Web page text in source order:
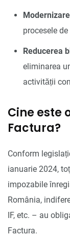
procesele
Reducerea
eliminarea
activității
Cine este
Factura?
Conform
ianuarie 2024,
impozabile
România,
IF, etc. – au
Factura.